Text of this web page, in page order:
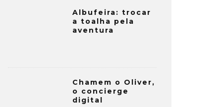
Albufeira: trocar
a toalha pela
aventura
Chamem o Oliver,
o concierge
digital